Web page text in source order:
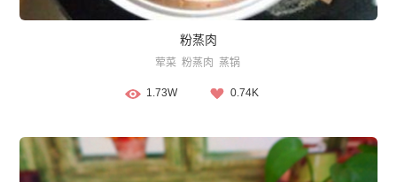
粉蒸肉
荤菜 粉蒸肉 蒸锅
1.73W 0.74K